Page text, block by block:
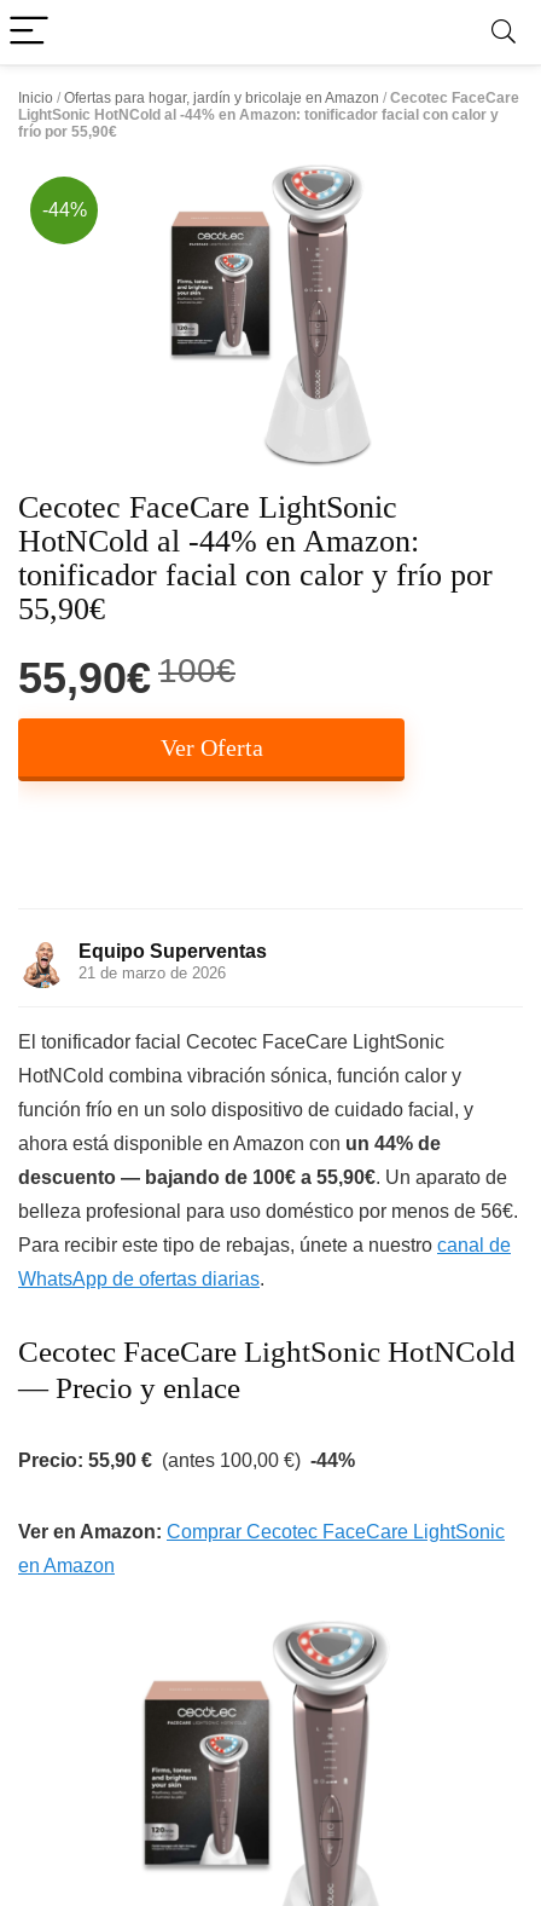
Inicio / Ofertas para hogar, jardín y bricolaje en Amazon / Cecotec FaceCare
LightSonic HotNCold al -44% en Amazon: tonificador facial con calor y
frío por 55,90€
-44%
Cecotec FaceCare LightSonic
HotNCold al -44% en Amazon:
tonificador facial con calor y frío por
55,90€
55,90€100€
Ver Oferta
Equipo Superventas
21 de marzo de 2026
El tonificador facial Cecotec FaceCare LightSonic
HotNCold combina vibración sónica, función calor y
función frío en un solo dispositivo de cuidado facial, y
ahora está disponible en Amazon con un 44% de
descuento — bajando de 100€ a 55,90€. Un aparato de
belleza profesional para uso doméstico por menos de 56€.
Para recibir este tipo de rebajas, únete a nuestro canal de
WhatsApp de ofertas diarias.
Cecotec FaceCare LightSonic HotNCold
— Precio y enlace
Precio: 55,90 € (antes 100,00 €) -44%
Ver en Amazon: Comprar Cecotec FaceCare LightSonic
en Amazon